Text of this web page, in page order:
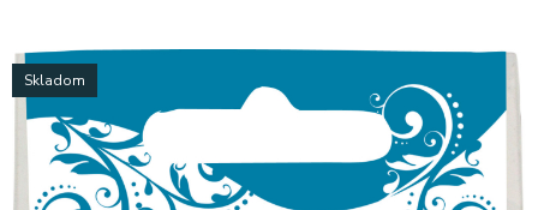
Extra výpredaj zásob Výpredaj BTS
Skladom